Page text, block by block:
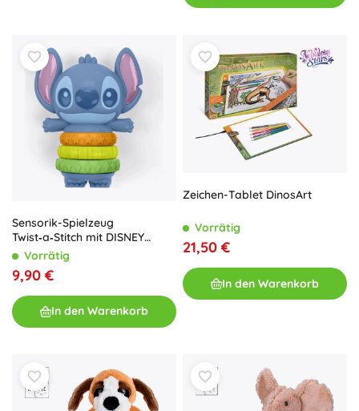
Sensorik-Spielzeug
Twist‑a‑Stitch mit DISNEY
STITCH Motiv 3m+
Vorrätig
9,90 €
In den Warenkorb
Zeichen-Tablet DinosArt
Vorrätig
21,50 €
In den Warenkorb